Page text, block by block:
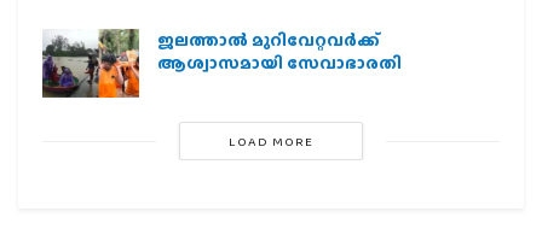
ജലത്താല്‍ മുറിവേറ്റവര്‍ക്ക്
ആശ്വാസമായി സേവാഭാരതി
LOAD MORE